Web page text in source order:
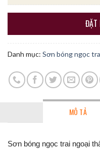
ĐẶT
Danh mục: Sơn bóng ngọc
MÔ TẢ
Sơn bóng ngọc trai ngoại